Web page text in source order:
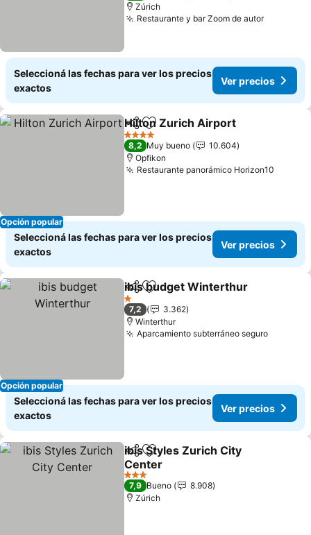
Zúrich
Restaurante y bar Zoom de autorVer
Seleccioná las fechas para ver los precios
exactos
Ver precios
Opción popular
CompartirAñadir a favoritos
Hilton Zurich Airport
4 Estrellas
8,2 Muy bueno
10.604
Opfikon
Restaurante panorámico Horizon10
Seleccioná las fechas para ver los precios
exactos
Ver precios
Opción popular
CompartirAñadir a favoritos
ibis budget Winterthur
1 Estrellas
7,2
3.362
Winterthur
Aparcamiento subterráneo seguroVer
Seleccioná las fechas para ver los precios
exactos
Ver precios
CompartirAñadir a favoritos
ibis Styles Zurich City
Center
Ver precios
3 Estrellas
7,9 Bueno
8.908
Zúrich